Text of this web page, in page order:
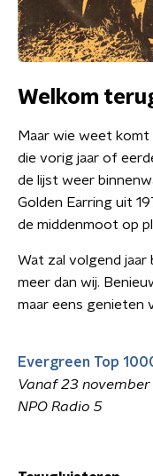
Welkom
Maar wie weet komt
die vorig jaar of
de lijst weer
Golden Earring uit
de middenmoot op
Wat zal volgend jaar
meer dan wij.
maar eens genieten
Evergreen Top
Vanaf 23 november
​NPO Radio 5